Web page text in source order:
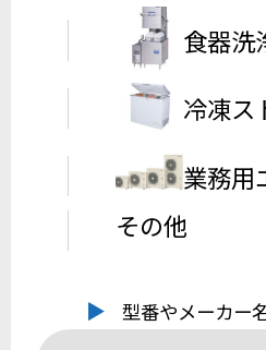
食器洗
冷凍ス
業務用
その他
型番やメーカー